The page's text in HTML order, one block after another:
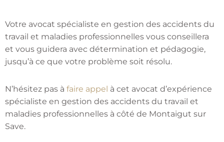
Votre avocat spécialiste en gestion des accidents du
travail et maladies professionnelles vous conseillera
et vous guidera avec détermination et pédagogie,
jusqu’à ce que votre problème soit résolu.
N’hésitez pas à faire appel à cet avocat d’expérience
spécialiste en gestion des accidents du travail et
maladies professionnelles à côté de Montaigut sur
Save.